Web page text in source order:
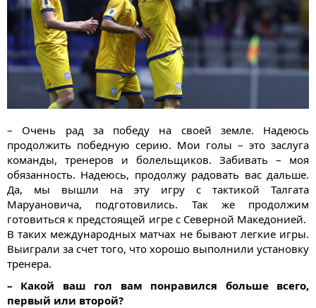
– Очень рад за победу на своей земле. Надеюсь
продолжить победную серию. Мои голы – это заслуга
команды, тренеров и болельщиков. Забивать – моя
обязанность. Надеюсь, продолжу радовать вас дальше.
Да, мы вышли на эту игру с тактикой Талгата
Маруановича, подготовились. Так же продолжим
готовиться к предстоящей игре с Северной Македонией.
В таких международных матчах не бывают легкие игры.
Выиграли за счет того, что хорошо выполнили установку
тренера.
– Какой ваш гол вам понравился больше всего,
первый или второй?